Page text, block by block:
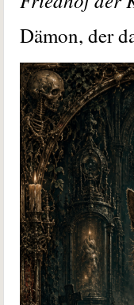
Dämon, der